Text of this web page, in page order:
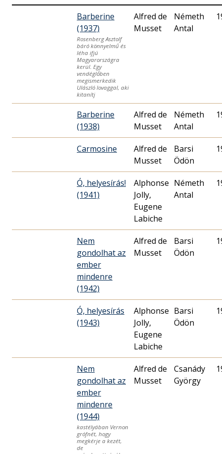
Barberine
(1937)
Rosenberg Asztolf
báró könnyelmű és
léha ifjú
Magyarországra
kerül. Egy
vendéglőben
megismerkedik
Ulászló lovaggal, aki
kitanítj
Alfred de
Musset
Németh
Antal
Barberine
(1938)
Alfred de
Musset
Németh
Antal
Carmosine
Alfred de
Musset
Barsi
Ödön
Ó, helyesírás!
(1941)
Alphonse
Jolly,
Eugene
Labiche
Németh
Antal
Nem
gondolhat az
ember
mindenre
(1942)
Alfred de
Musset
Barsi
Ödön
Ó, helyesírás
(1943)
Alphonse
Jolly,
Eugene
Labiche
Barsi
Ödön
Nem
gondolhat az
ember
mindenre
(1944)
kastélyában Vernon
grófnét, hogy
megkérje a kezét,
de
Alfred de
Musset
Csanády
György